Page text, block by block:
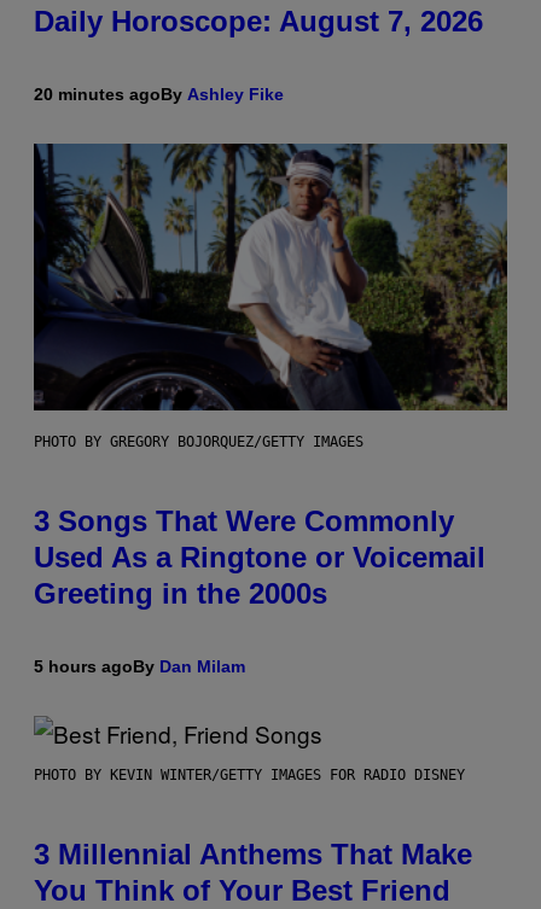
Daily Horoscope: August 7, 2026
20 minutes agoBy Ashley Fike
PHOTO BY GREGORY BOJORQUEZ/GETTY IMAGES
3 Songs That Were Commonly
Used As a Ringtone or Voicemail
Greeting in the 2000s
5 hours agoBy Dan Milam
PHOTO BY KEVIN WINTER/GETTY IMAGES FOR RADIO DISNEY
3 Millennial Anthems That Make
You Think of Your Best Friend